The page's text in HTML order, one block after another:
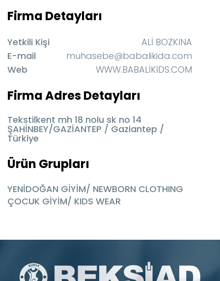
Firma Detayları
Yetkili Kişi
ALİ BOZKINA
E-mail
muhasebe@babalikida.com
Web
WWW.BABALİKİDS.COM
Firma Adres Detayları
Tekstilkent mh 18 nolu sk no 14
ŞAHİNBEY/GAZİANTEP / Gaziantep /
Türkiye
Ürün Grupları
YENİDOĞAN GİYİM/ NEWBORN CLOTHING
ÇOCUK GİYİM/ KIDS WEAR